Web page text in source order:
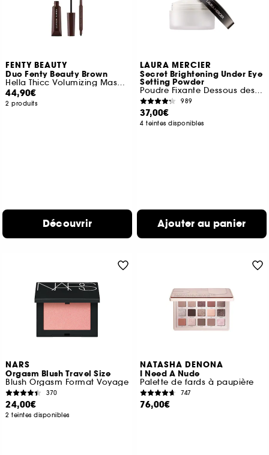
FENTY BEAUTY
Duo Fenty Beauty Brown
Hella Thicc Volumizing Mascara et Fine Linez
44,90€
2 produits
Découvrir
LAURA MERCIER
Secret Brightening Under Eye
Setting Powder
Poudre Fixante Dessous des Yeux
989
37,00€
4 teintes disponibles
Ajouter au panier
NARS
Orgasm Blush Travel Size
Blush Orgasm Format Voyage
370
24,00€
2 teintes disponibles
NATASHA DENONA
I Need A Nude
Palette de fards à paupière
747
76,00€